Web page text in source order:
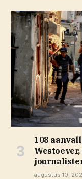
108
augustus 10,